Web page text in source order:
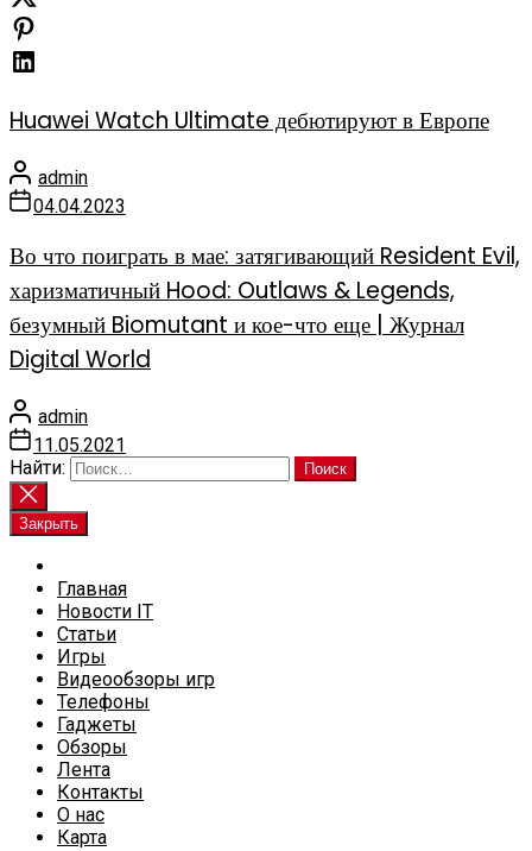
Huawei Watch Ultimate дебютируют в Европе
admin
04.04.2023
Во что поиграть в мае: затягивающий Resident Evil,
харизматичный Hood: Outlaws & Legends,
безумный Biomutant и кое-что еще | Журнал
Digital World
admin
11.05.2021
Найти:
Закрыть
Главная
Новости IT
Статьи
Игры
Видеообзоры игр
Телефоны
Гаджеты
Обзоры
Лента
Контакты
О нас
Карта